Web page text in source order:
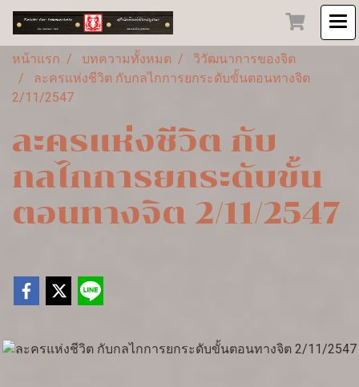
หน้าแรก บทความทั้งหมด
วิวัฒนาการของจิต
ละครแห่งชีวิต กับกลไกการยกระดับขั้นตอนทางจิต
2/11/2547
ละครแห่งชีวิต กับ
กลไกการยกระดับขั้น
ตอนทางจิต 2/11/2547